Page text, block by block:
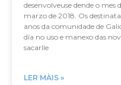
desenvolveuse dende o mes
marzo de 2018. Os
anos da comunidade de
día no uso e manexo das
sacarlle
LER MÀIS »